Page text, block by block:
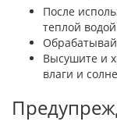
После
теплой
Высушите и
влаги и